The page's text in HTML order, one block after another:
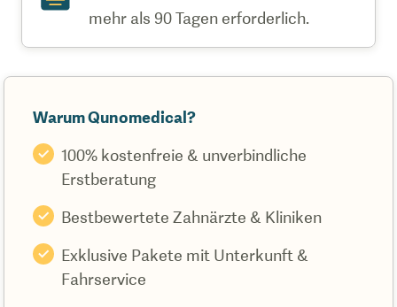
mehr als 90 Tagen erforderlich.
Warum Qunomedical?
100% kostenfreie & unverbindliche
Erstberatung
Bestbewertete Zahnärzte & Kliniken
Exklusive Pakete mit Unterkunft &
Fahrservice